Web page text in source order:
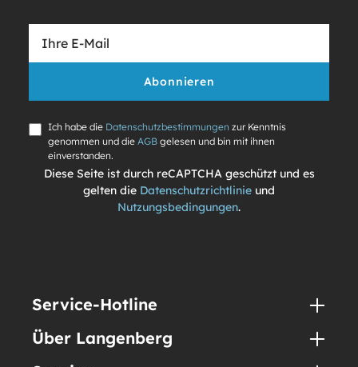
Abonnieren
Ich habe die Datenschutzbestimmungen zur Kenntnis
genommen und die AGB gelesen und bin mit ihnen
einverstanden.
Diese Seite ist durch reCAPTCHA geschützt und es
gelten die Datenschutzrichtlinie und
Nutzungsbedingungen.
Service-Hotline
Über Langenberg